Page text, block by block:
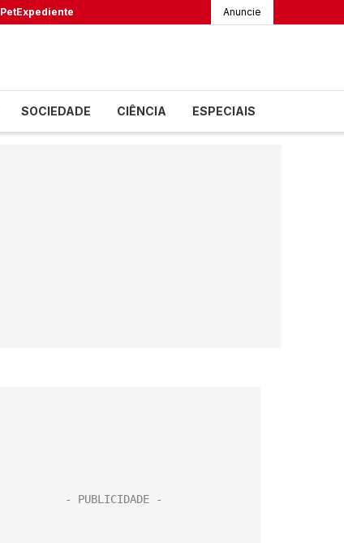
PetExpediente Anuncie
SOCIEDADE CIÊNCIA ESPECIAIS